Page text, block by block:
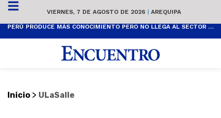
VIERNES, 7 DE AGOSTO DE 2026 | AREQUIPA
PERÚ PRODUCE MÁS CONOCIMIENTO PERO NO LLEGA AL SECTOR PRODUCTIVO
Inicio > ULaSalle